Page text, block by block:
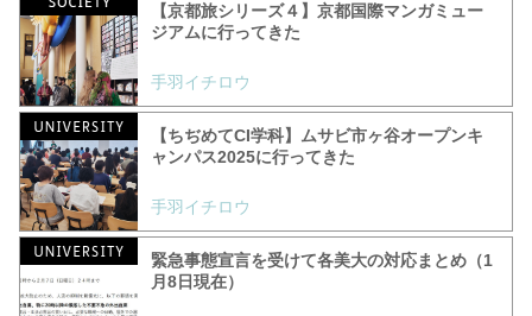
【京都旅シリーズ４】京都国際マンガミュー
ジアムに行ってきた
手羽イチロウ
【ちぢめてCI学科】ムサビ市ヶ谷オープンキ
ャンパス2025に行ってきた
手羽イチロウ
緊急事態宣言を受けて各美大の対応まとめ（1
月8日現在）